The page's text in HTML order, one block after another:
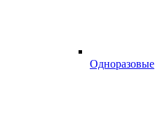
Одноразовые